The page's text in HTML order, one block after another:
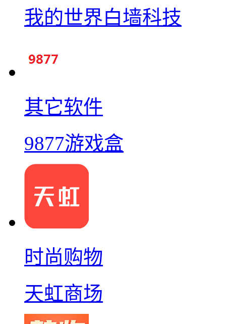
我的世界白墙科技
其它软件
9877游戏盒
时尚购物
天虹商场